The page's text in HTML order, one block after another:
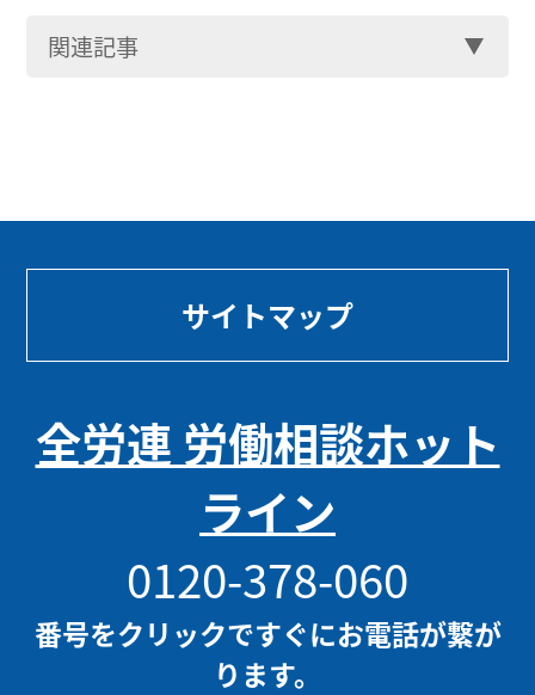
関連記事
サイトマップ
全労連 労働相談ホット
ライン
0120-378-060
番号をクリックですぐにお電話が繋が
ります。